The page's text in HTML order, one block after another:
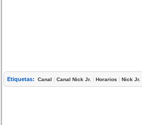
Etiquetas: Canal |Canal Nick Jr. |Horarios |Nick Jr.